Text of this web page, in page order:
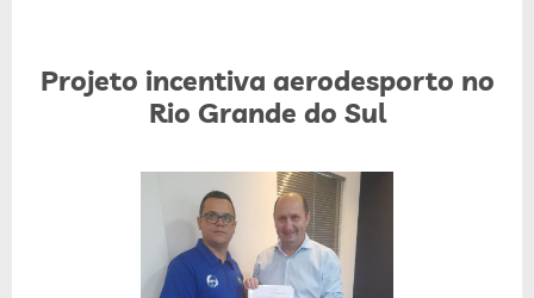
Projeto incentiva aerodesporto no
Rio Grande do Sul